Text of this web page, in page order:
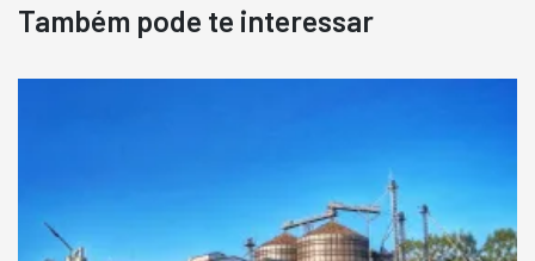
Destaque
Usado
Também pode te interessar